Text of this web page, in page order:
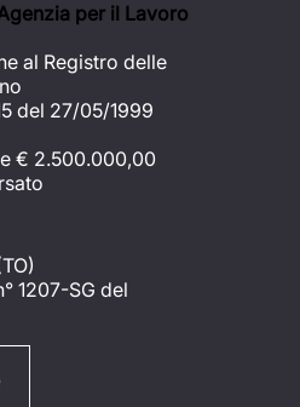
per il Lavoro
al Registro delle
del 27/05/1999
€ 2.500.000,00
1207-SG del